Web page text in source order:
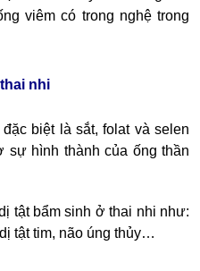
viêm có trong nghệ trong
nhi
biệt là sắt, folat và selen
sự hình thành của ống thần
tật bẩm sinh ở thai nhi như:
tật tim, não úng thủy…